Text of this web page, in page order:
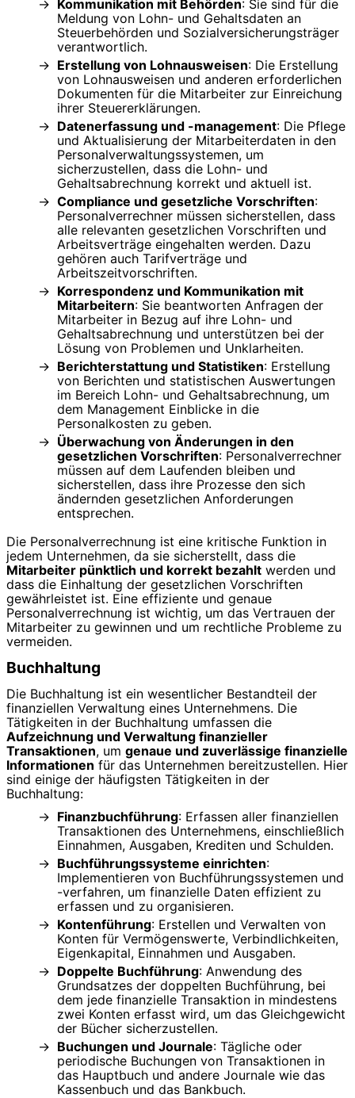
Kommunikation mit Behörden: Sie sind für die
Meldung von Lohn- und Gehaltsdaten an
Steuerbehörden und Sozialversicherungsträger
verantwortlich.
Erstellung von Lohnausweisen: Die Erstellung
von Lohnausweisen und anderen erforderlichen
Dokumenten für die Mitarbeiter zur Einreichung
ihrer Steuererklärungen.
Datenerfassung und -management: Die Pflege
und Aktualisierung der Mitarbeiterdaten in den
Personalverwaltungssystemen, um
sicherzustellen, dass die Lohn- und
Gehaltsabrechnung korrekt und aktuell ist.
Compliance und gesetzliche Vorschriften:
Personalverrechner müssen sicherstellen, dass
alle relevanten gesetzlichen Vorschriften und
Arbeitsverträge eingehalten werden. Dazu
gehören auch Tarifverträge und
Arbeitszeitvorschriften.
Korrespondenz und Kommunikation mit
Mitarbeitern: Sie beantworten Anfragen der
Mitarbeiter in Bezug auf ihre Lohn- und
Gehaltsabrechnung und unterstützen bei der
Lösung von Problemen und Unklarheiten.
Berichterstattung und Statistiken: Erstellung
von Berichten und statistischen Auswertungen
im Bereich Lohn- und Gehaltsabrechnung, um
dem Management Einblicke in die
Personalkosten zu geben.
Überwachung von Änderungen in den
gesetzlichen Vorschriften: Personalverrechner
müssen auf dem Laufenden bleiben und
sicherstellen, dass ihre Prozesse den sich
ändernden gesetzlichen Anforderungen
entsprechen.
Die Personalverrechnung ist eine kritische Funktion in
jedem Unternehmen, da sie sicherstellt, dass die
Mitarbeiter pünktlich und korrekt bezahlt werden und
dass die Einhaltung der gesetzlichen Vorschriften
gewährleistet ist. Eine effiziente und genaue
Personalverrechnung ist wichtig, um das Vertrauen der
Mitarbeiter zu gewinnen und um rechtliche Probleme zu
vermeiden.
Buchhaltung
Die Buchhaltung ist ein wesentlicher Bestandteil der
finanziellen Verwaltung eines Unternehmens. Die
Tätigkeiten in der Buchhaltung umfassen die
Aufzeichnung und Verwaltung finanzieller
Transaktionen, um genaue und zuverlässige finanzielle
Informationen für das Unternehmen bereitzustellen. Hier
sind einige der häufigsten Tätigkeiten in der
Buchhaltung:
Finanzbuchführung: Erfassen aller finanziellen
Transaktionen des Unternehmens, einschließlich
Einnahmen, Ausgaben, Krediten und Schulden.
Buchführungssysteme einrichten:
Implementieren von Buchführungssystemen und
-verfahren, um finanzielle Daten effizient zu
erfassen und zu organisieren.
Kontenführung: Erstellen und Verwalten von
Konten für Vermögenswerte, Verbindlichkeiten,
Eigenkapital, Einnahmen und Ausgaben.
Doppelte Buchführung: Anwendung des
Grundsatzes der doppelten Buchführung, bei
dem jede finanzielle Transaktion in mindestens
zwei Konten erfasst wird, um das Gleichgewicht
der Bücher sicherzustellen.
Buchungen und Journale: Tägliche oder
periodische Buchungen von Transaktionen in
das Hauptbuch und andere Journale wie das
Kassenbuch und das Bankbuch.